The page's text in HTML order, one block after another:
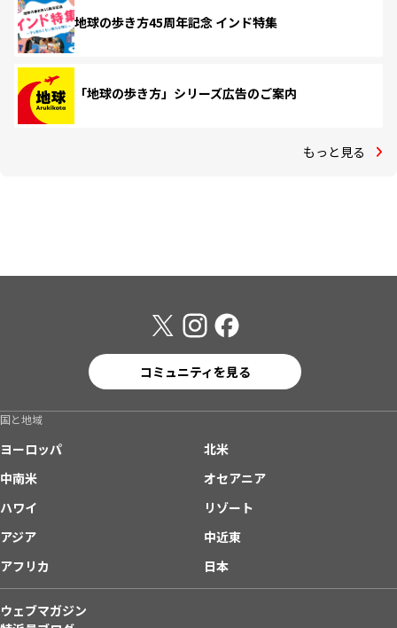
地球の歩き方45周年記念 インド特集
「地球の歩き方」シリーズ広告のご案内
もっと見る
コミュニティを見る
国と地域
ヨーロッパ
北米
中南米
オセアニア
ハワイ
リゾート
アジア
中近東
アフリカ
日本
ウェブマガジン